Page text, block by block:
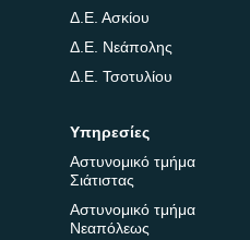
Δ.Ε. Ασκίου
Δ.Ε. Νεάπολης
Δ.Ε. Τσοτυλίου
Υπηρεσίες
Αστυνομικό τμήμα
Σιάτιστας
Αστυνομικό τμήμα
Νεαπόλεως